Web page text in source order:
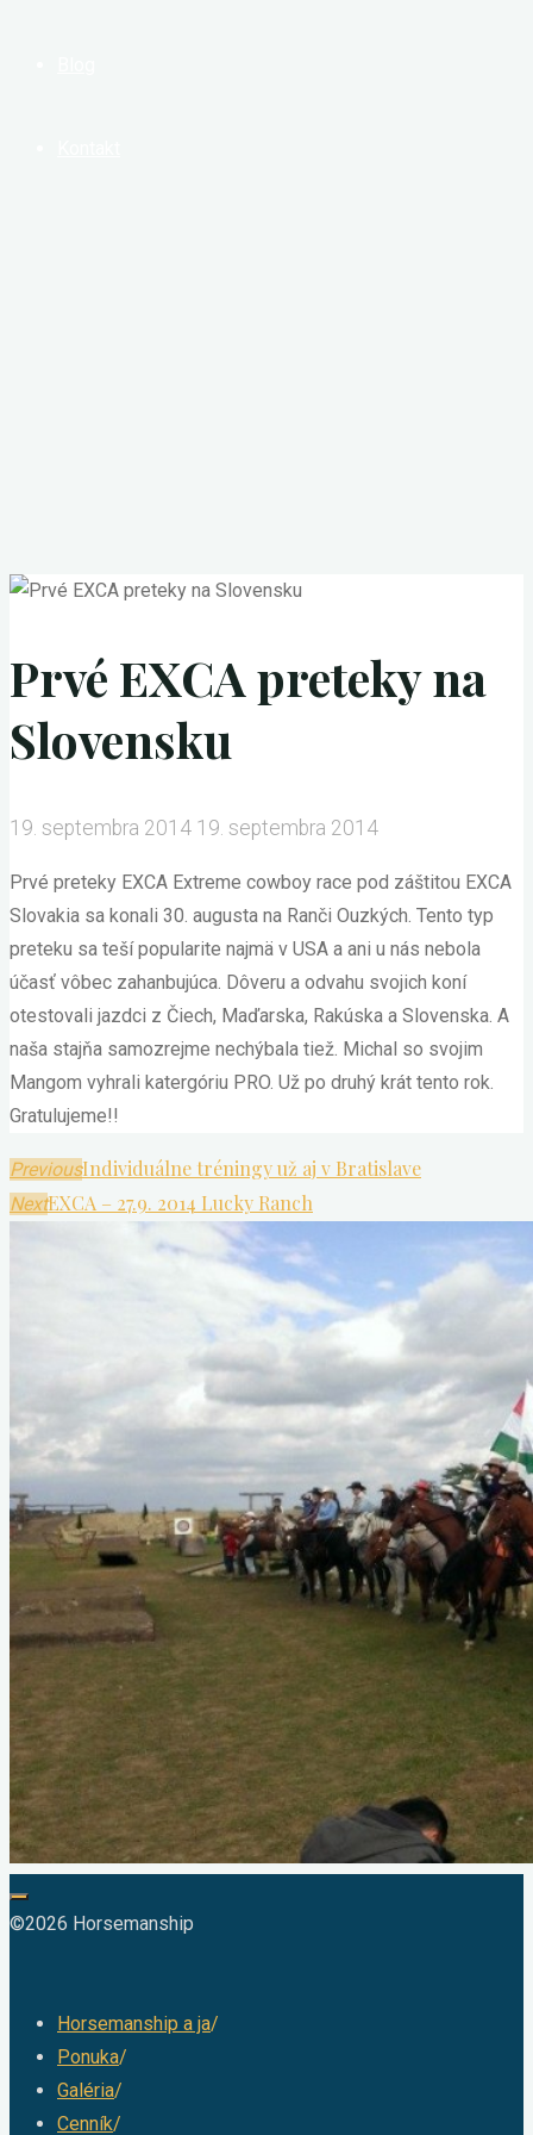
Prvé EXCA preteky na
Slovensku
19. septembra 2014 19. septembra 2014
Prvé preteky EXCA Extreme cowboy race pod záštitou EXCA
Slovakia sa konali 30. augusta na Ranči Ouzkých. Tento typ
preteku sa teší popularite najmä v USA a ani u nás nebola
účasť vôbec zahanbujúca. Dôveru a odvahu svojich koní
otestovali jazdci z Čiech, Maďarska, Rakúska a Slovenska. A
naša stajňa samozrejme nechýbala tiež. Michal so svojim
Mangom vyhrali katergóriu PRO. Už po druhý krát tento rok.
Gratulujeme!!
PreviousIndividuálne tréningy už aj v Bratislave
NextEXCA – 27.9. 2014 Lucky Ranch
©2026 Horsemanship
Horsemanship a ja/
Ponuka/
Galéria/
Cenník/